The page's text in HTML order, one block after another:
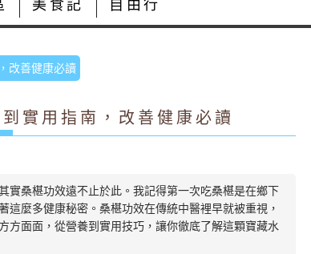
改善健康必讀
實用指南，改善健康必讀
實桑椹功效遠不止於此。我記得第一次吃桑椹是在鄉下
麼多健康秘密。桑椹功效在傳統中醫裡早就被重視，
方面面，從營養到實用技巧，讓你徹底了解這顆寶藏水